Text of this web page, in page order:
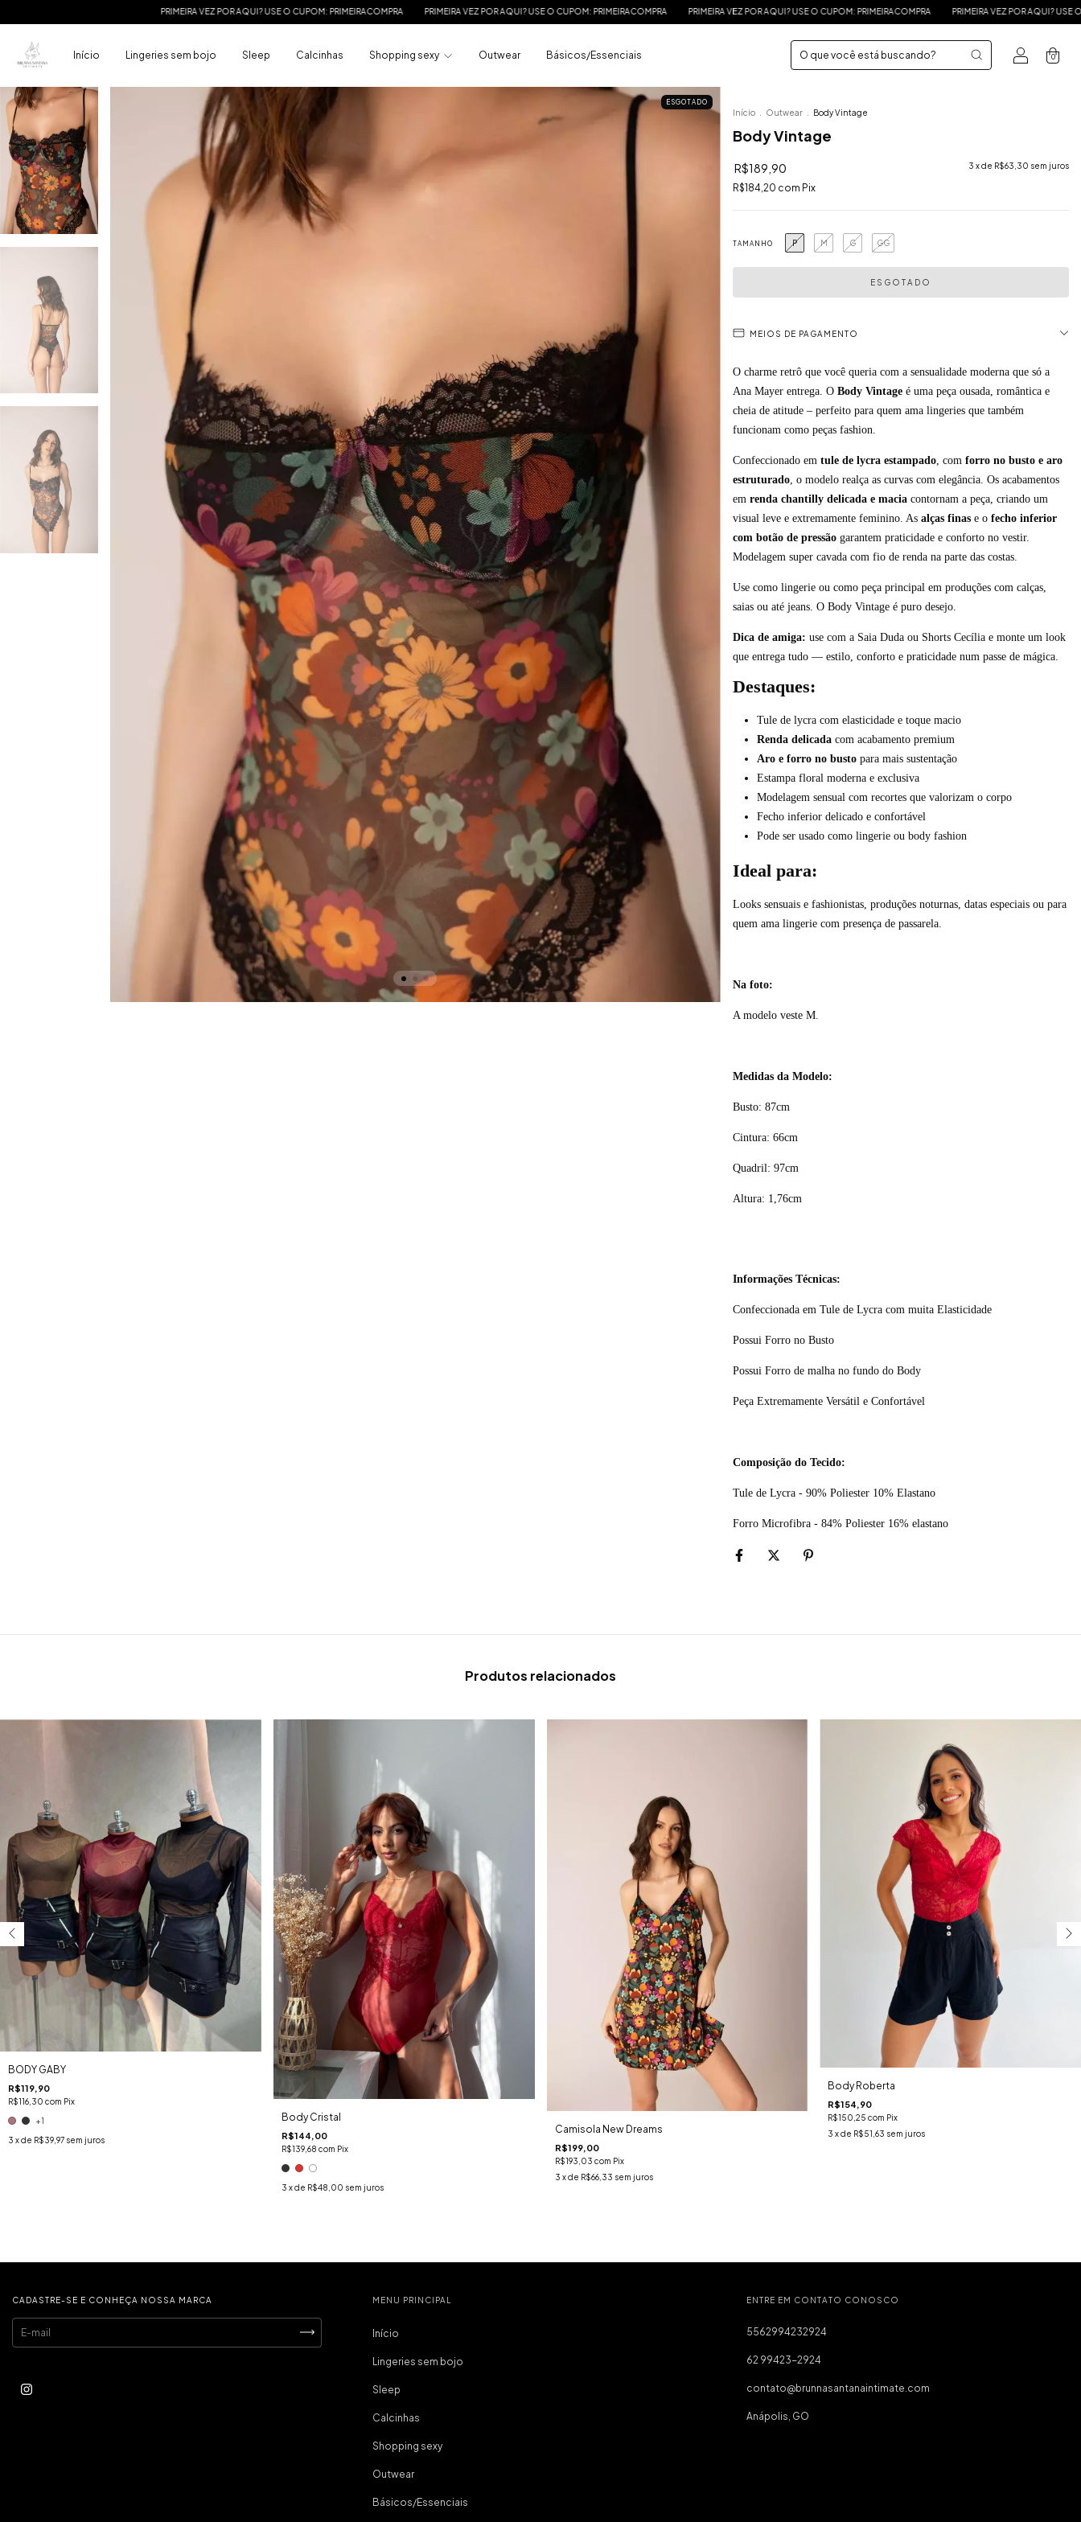
PRIMEIRA VEZ POR AQUI? USE O CUPOM: PRIMEIRACOMPRA PRIMEIRA VEZ POR AQUI? USE O CUPOM: PRIMEIRACOMPRA PRIMEIRA VEZ POR AQUI? USE O CUPOM: PRIMEIRACOMPRA PRIMEIRA VEZ POR AQUI? USE O CUPOM:
Início Lingeries sem bojo Sleep Calcinhas Shopping sexy Outwear Básicos/Essenciais 0
ESGOTADO
Início Outwear Body Vintage
Body Vintage
R$189,90 3 x de R$63,30 sem juros
R$184,20 com Pix
TAMANHO P M G GG
MEIOS DE PAGAMENTO
O charme retrô que você queria com a sensualidade moderna que só a
Ana Mayer entrega. O Body Vintage é uma peça ousada, romântica e
cheia de atitude – perfeito para quem ama lingeries que também
funcionam como peças fashion.
Confeccionado em tule de lycra estampado , com forro no busto e aro
estruturado , o modelo realça as curvas com elegância. Os acabamentos
em renda chantilly delicada e macia contornam a peça, criando um
visual leve e extremamente feminino. As alças finas e o fecho inferior
com botão de pressão garantem praticidade e conforto no vestir.
Modelagem super cavada com fio de renda na parte das costas.
Use como lingerie ou como peça principal em produções com calças,
saias ou até jeans. O Body Vintage é puro desejo.
Dica de amiga: use com a Saia Duda ou Shorts Cecília e monte um look
que entrega tudo — estilo, conforto e praticidade num passe de mágica.
Destaques:
Tule de lycra com elasticidade e toque macio
Renda delicada com acabamento premium
Aro e forro no busto para mais sustentação
Estampa floral moderna e exclusiva
Modelagem sensual com recortes que valorizam o corpo
Fecho inferior delicado e confortável
Pode ser usado como lingerie ou body fashion
Ideal para:
Looks sensuais e fashionistas, produções noturnas, datas especiais ou para
quem ama lingerie com presença de passarela.
Na foto:
A modelo veste M.
Medidas da Modelo:
Busto: 87cm
Cintura: 66cm
Quadril: 97cm
Altura: 1,76cm
Informações Técnicas:
Confeccionada em Tule de Lycra com muita Elasticidade
Possui Forro no Busto
Possui Forro de malha no fundo do Body
Peça Extremamente Versátil e Confortável
Composição do Tecido:
Tule de Lycra - 90% Poliester 10% Elastano
Forro Microfibra - 84% Poliester 16% elastano
Produtos relacionados
BODY GABY
R$119,90
R$116,30 com Pix
+1
3 x de R$39,97 sem juros
Body Cristal
R$144,00
R$139,68 com Pix
3 x de R$48,00 sem juros
Camisola New Dreams
R$199,00
R$193,03 com Pix
3 x de R$66,33 sem juros
Body Roberta
R$154,90
R$150,25com Pix
3 x de R$51,63 sem juros
CADASTRE-SE E CONHEÇA NOSSA MARCA MENU PRINCIPAL
Início
Lingeries sem bojo
Sleep
Calcinhas
Shopping sexy
Outwear
Básicos/Essenciais
ENTRE EM CONTATO CONOSCO
5562994232924
62 99423-2924
contato@brunnasantanaintimate.com
Anápolis, GO